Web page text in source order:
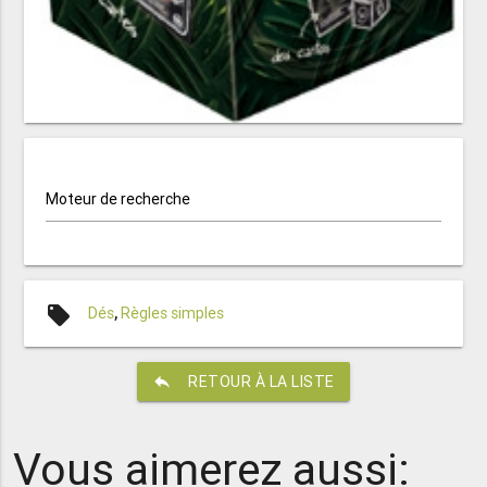
Moteur de recherche
local_offer Dés, Règles simples
reply RETOUR À LA LISTE
Vous aimerez aussi: